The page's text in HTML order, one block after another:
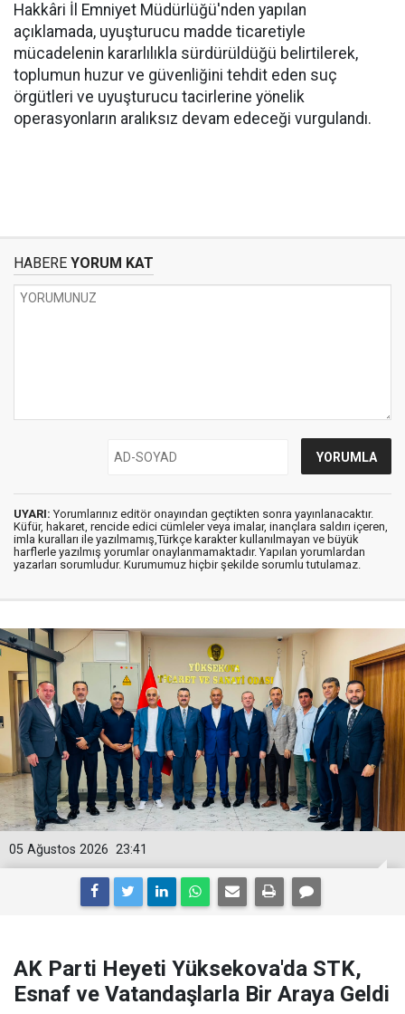
Hakkâri İl Emniyet Müdürlüğü'nden yapılan
açıklamada, uyuşturucu madde ticaretiyle
mücadelenin kararlılıkla sürdürüldüğü belirtilerek,
toplumun huzur ve güvenliğini tehdit eden suç
örgütleri ve uyuşturucu tacirlerine yönelik
operasyonların aralıksız devam edeceği vurgulandı.
HABERE YORUM KAT
UYARI: Yorumlarınız editör onayından geçtikten sonra yayınlanacaktır.
Küfür, hakaret, rencide edici cümleler veya imalar, inançlara saldırı içeren,
imla kuralları ile yazılmamış,Türkçe karakter kullanılmayan ve büyük
harflerle yazılmış yorumlar onaylanmamaktadır. Yapılan yorumlardan
yazarları sorumludur. Kurumumuz hiçbir şekilde sorumlu tutulamaz.
23:41
05 Ağustos 2026
AK Parti Heyeti Yüksekova'da STK,
Esnaf ve Vatandaşlarla Bir Araya Geldi